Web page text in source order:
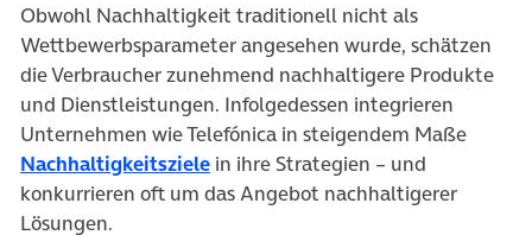
Obwohl Nachhaltigkeit traditionell nicht als
Wettbewerbsparameter angesehen wurde, schätzen
die Verbraucher zunehmend nachhaltigere Produkte
und Dienstleistungen. Infolgedessen integrieren
Unternehmen wie Telefónica in steigendem Maße
Nachhaltigkeitsziele(öffnet in neuem Tab)
in ihre Strategien – und
konkurrieren oft um das Angebot nachhaltigerer
Lösungen.